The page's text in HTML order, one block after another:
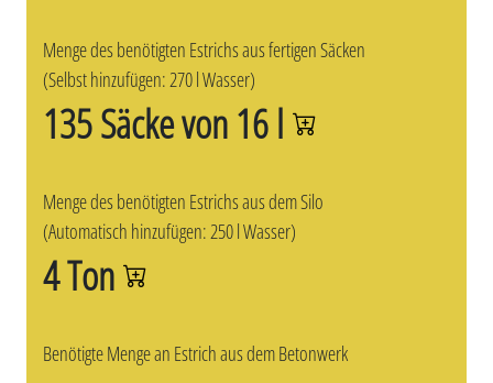
Menge des benötigten Estrichs aus fertigen Säcken
(Selbst hinzufügen: 270 l Wasser)
135 Säcke von 16 l
Menge des benötigten Estrichs aus dem Silo
(Automatisch hinzufügen: 250 l Wasser)
4 Ton
Benötigte Menge an Estrich aus dem Betonwerk